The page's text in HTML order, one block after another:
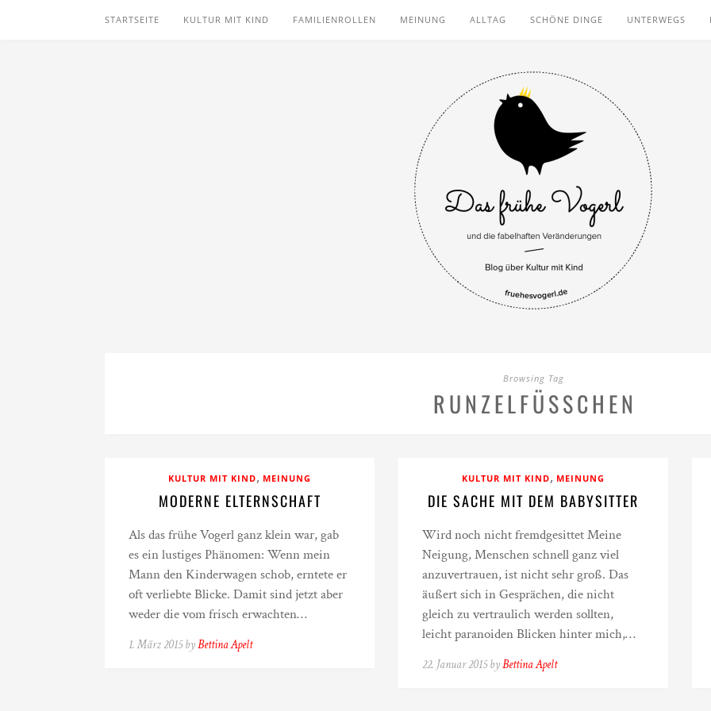
STARTSEITE KULTUR MIT KIND FAMILIENROLLEN MEINUNG ALLTAG SCHÖNE DINGE UNTERWEGS
Browsing Tag
RUNZELFÜSSCHEN
KULTUR MIT KIND, MEINUNG
MODERNE ELTERNSCHAFT
Als das frühe Vogerl ganz klein war, gab
es ein lustiges Phänomen: Wenn mein
Mann den Kinderwagen schob, erntete er
oft verliebte Blicke. Damit sind jetzt aber
weder die vom frisch erwachten…
1. März 2015 byBettina Apelt
KULTUR MIT KIND, MEINUNG
DIE SACHE MIT DEM BABYSITTER
Wird noch nicht fremdgesittet Meine
Neigung, Menschen schnell ganz viel
anzuvertrauen, ist nicht sehr groß. Das
äußert sich in Gesprächen, die nicht
gleich zu vertraulich werden sollten,
leicht paranoiden Blicken hinter mich,…
22. Januar 2015 byBettina Apelt